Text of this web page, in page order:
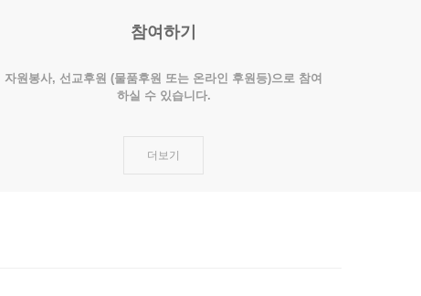
참여하기
자원봉사, 선교후원 (물품후원 또는 온라인 후원등)으로 참여
하실 수 있습니다.
더보기